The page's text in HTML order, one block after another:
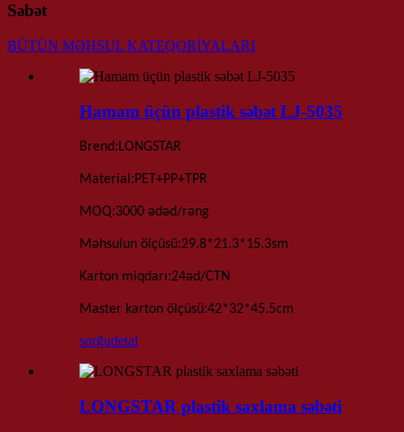
Səbət
BÜTÜN MƏHSUL KATEQORİYALARI
Hamam üçün plastik səbət LJ-5035
Brend:LONGSTAR
Material:PET+PP+TPR
MOQ:3000 ədəd/rəng
Məhsulun ölçüsü:29.8*21.3*15.3sm
Karton miqdarı:24əd/CTN
Master karton ölçüsü:42*32*45.5cm
sorğudetal
LONGSTAR plastik saxlama səbəti